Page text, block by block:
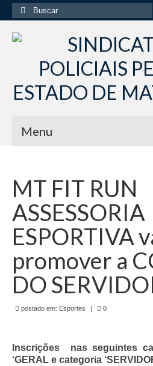
Buscar
por:
Menu
Institucional
Diretoria Sindsppen
Histórico do Sindsppen
Histórico do Sistema
de Mato Grosso
Tabela Salarial do
MT FIT RUN
ASSESSORIA
ESPORTIVA
promover a
DO
postado em: Esportes | 0
Inscrições nas seguintes
‘GERAL e categoria